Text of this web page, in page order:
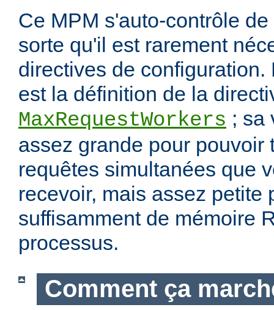
Ce MPM s'auto-contrôle
sorte qu'il est rarement
directives de configuration.
est la définition de la
MaxRequestWorkers ; sa
assez grande pour pouvoir
requêtes simultanées que
recevoir, mais assez petite
suffisamment de mémoire
processus.
Comment ça